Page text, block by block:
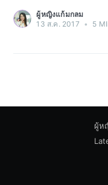
ผู้หญิงแก้มกลม
13 ส.ค. 2017 • 5
ผู้ห